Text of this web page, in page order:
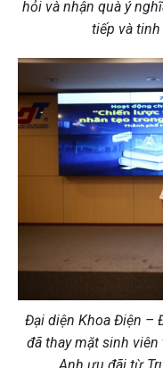
hỏi và nhận quà ý
tiếp và
Đại diện Khoa Điện –
đã thay mặt sinh